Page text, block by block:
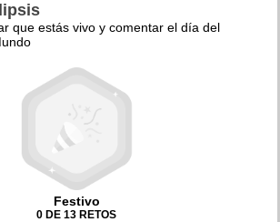
que estás vivo y comentar el día del
Festivo
0 DE 13 RETOS